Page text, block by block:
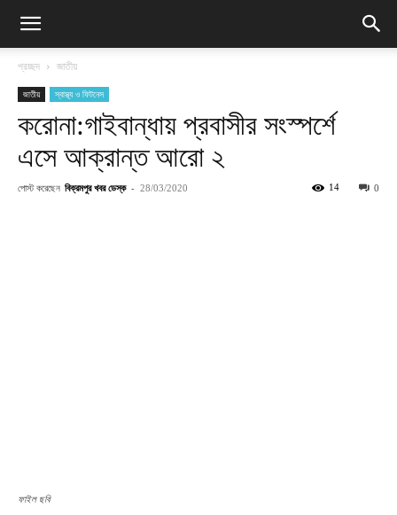
প্রচ্ছদ জাতীয়
জাতীয় স্বাস্থ্য ও ফিটনেস
করোনা:গাইবান্ধায় প্রবাসীর সংস্পর্শে
এসে আক্রান্ত আরো ২
পোস্ট করেছেন বিক্রমপুর খবর ডেস্ক - 28/03/2020 0
14
ফাইল ছবি